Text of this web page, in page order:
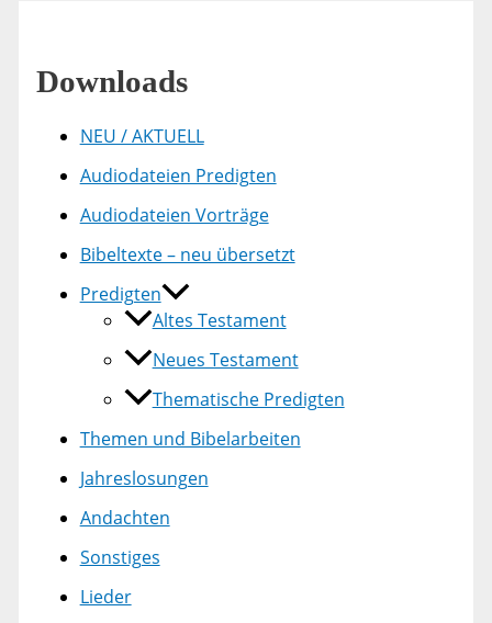
Downloads
NEU / AKTUELL
Audiodateien Predigten
Audiodateien Vorträge
Bibeltexte – neu übersetzt
Predigten
Altes Testament
Neues Testament
Thematische Predigten
Themen und Bibelarbeiten
Jahreslosungen
Andachten
Sonstiges
Lieder